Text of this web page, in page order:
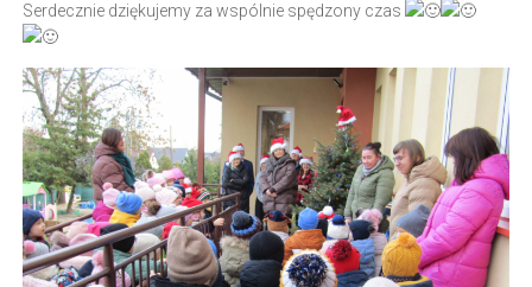
Serdecznie dziękujemy za wspólnie spędzony czas